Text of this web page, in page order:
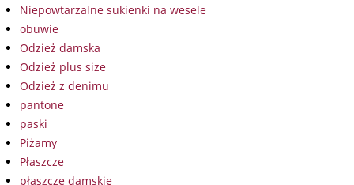
Niepowtarzalne sukienki na wesele
obuwie
Odzież damska
Odzież plus size
Odzież z denimu
pantone
paski
Piżamy
Płaszcze
płaszcze damskie